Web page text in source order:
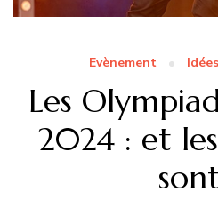
Evènement
Les
2024 : et